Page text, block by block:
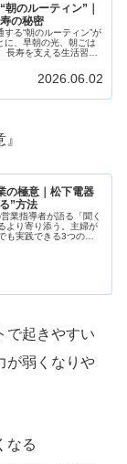
のルーティン”｜
の秘密
る“朝のルーティン”が
に、早朝の光、朝ごは
長寿を支える生活習慣
2026.06.02
の極意｜松下電器
”方法
業指導者が語る「聞く
より寄り添う。主婦が
も実践できる3つの聞
で起きやすい
が弱くなりや
なる